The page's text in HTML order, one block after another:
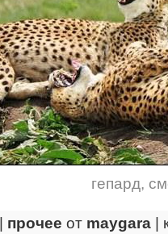
гепард,
прочее от maygara